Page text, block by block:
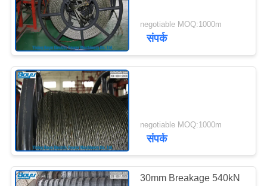
negotiable MOQ:1000m
संपर्क
negotiable MOQ:1000m
संपर्क
30mm Breakage 540kN